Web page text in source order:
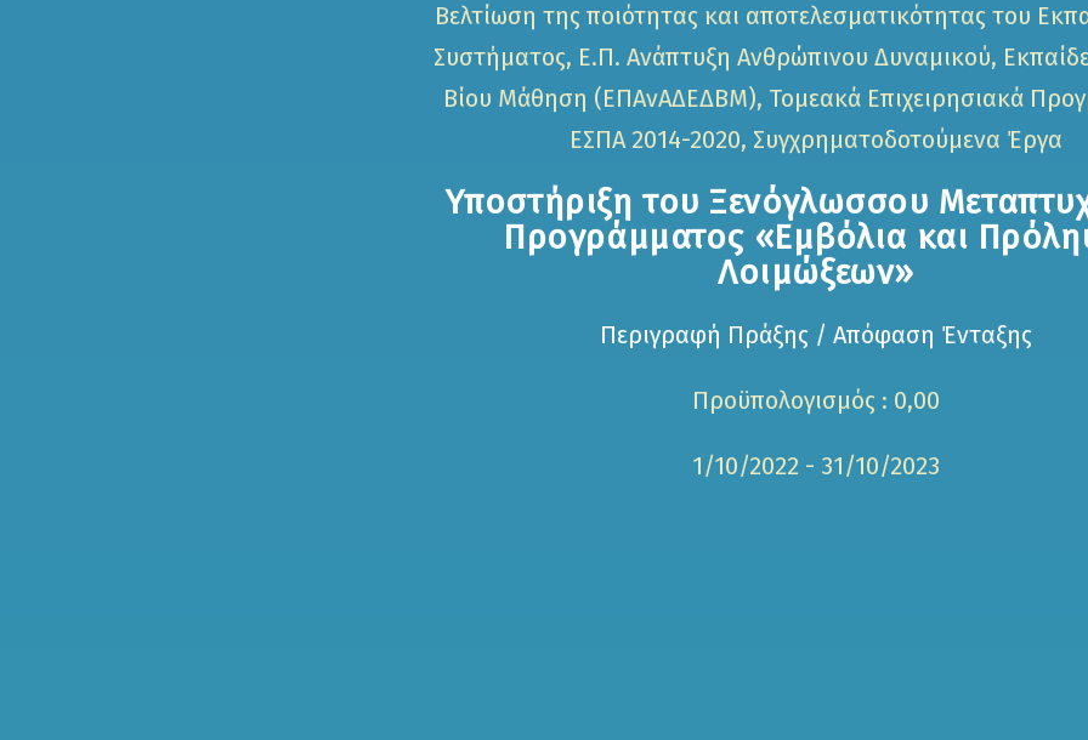
Βελτίωση της ποιότητας και αποτελεσματικότητας του
Συστήματος, Ε.Π. Ανάπτυξη Ανθρώπινου Δυναμικού,
Βίου Μάθηση (ΕΠΑνΑΔΕΔΒΜ), Τομεακά Επιχειρησιακά
ΕΣΠΑ 2014-2020, Συγχρηματοδοτούμενα Έργα
Υποστήριξη του Ξενόγλωσσου
Προγράμματος «Εμβόλια και
Λοιμώξεων»
Περιγραφή Πράξης / Απόφαση Ένταξης
Προϋπολογισμός : 0,00
1/10/2022 - 31/10/2023